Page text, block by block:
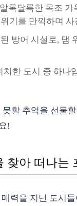
록달록한 목조
기를 만끽하며
방어 시설로, 댐
한 도시 중 하나
할 추억을 선물
!
찾아 떠나
력을 지닌 도시